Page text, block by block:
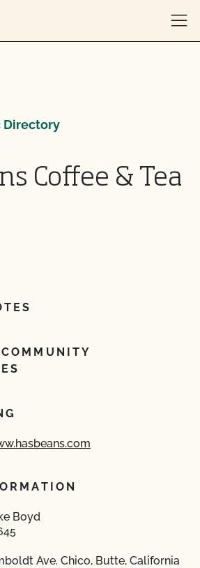
Directory
Coffee & Tea
Boyd
Ave. Chico, Butte, California